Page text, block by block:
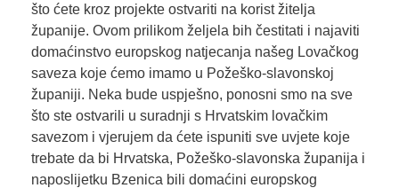
što ćete kroz projekte ostvariti na korist žitelja
županije. Ovom prilikom željela bih čestitati i najaviti
domaćinstvo europskog natjecanja našeg Lovačkog
saveza koje ćemo imamo u Požeško-slavonskoj
županiji. Neka bude uspješno, ponosni smo na sve
što ste ostvarili u suradnji s Hrvatskim lovačkim
savezom i vjerujem da ćete ispuniti sve uvjete koje
trebate da bi Hrvatska, Požeško-slavonska županija i
naposlijetku Bzenica bili domaćini europskog